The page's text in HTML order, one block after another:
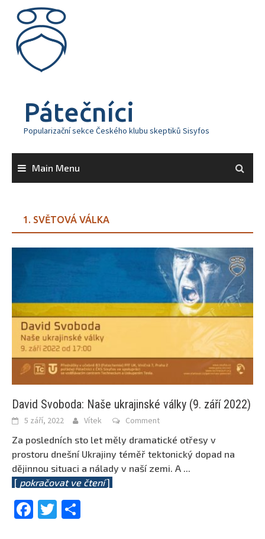
content
Pátečníci
Popularizační sekce Českého klubu skeptiků Sisyfos
Main Menu
1. SVĚTOVÁ VÁLKA
David Svoboda: Naše ukrajinské války (9. září 2022)
5 září, 2022 Vítek Comment
Za posledních sto let měly dramatické otřesy v
prostoru dnešní Ukrajiny téměř tektonický dopad na
dějinnou situaci a nálady v naší zemi. A ...
[ pokračovat ve čtení]
Facebook
Twitter